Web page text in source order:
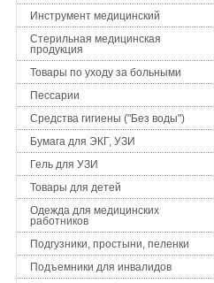
Инструмент медицинский
Стерильная медицинская
продукция
Товары по уходу за больными
Пессарии
Средства гигиены ("Без воды")
Бумага для ЭКГ, УЗИ
Гель для УЗИ
Товары для детей
Одежда для медицинских
работников
Подгузники, простыни, пеленки
Подъемники для инвалидов